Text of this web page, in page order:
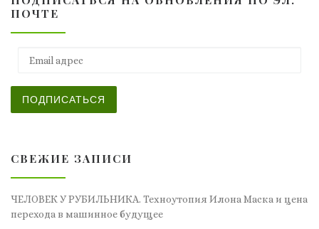
ПОЧТЕ
ПОДПИСАТЬСЯ
СВЕЖИЕ ЗАПИСИ
ЧЕЛОВЕК У РУБИЛЬНИКА. Техноутопия Илона Маска и цена
перехода в машинное будущее